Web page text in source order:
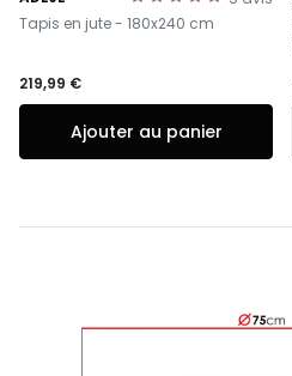
-
Tapis en jute - 180x240 cm
219,99 €
Ajouter au panier